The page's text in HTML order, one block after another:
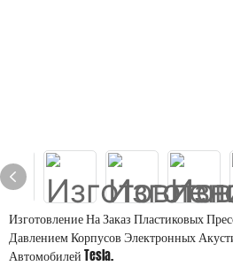
Изготовление На Заказ Пластиковых
Давлением Корпусов Электронных
Автомобилей Tesla.